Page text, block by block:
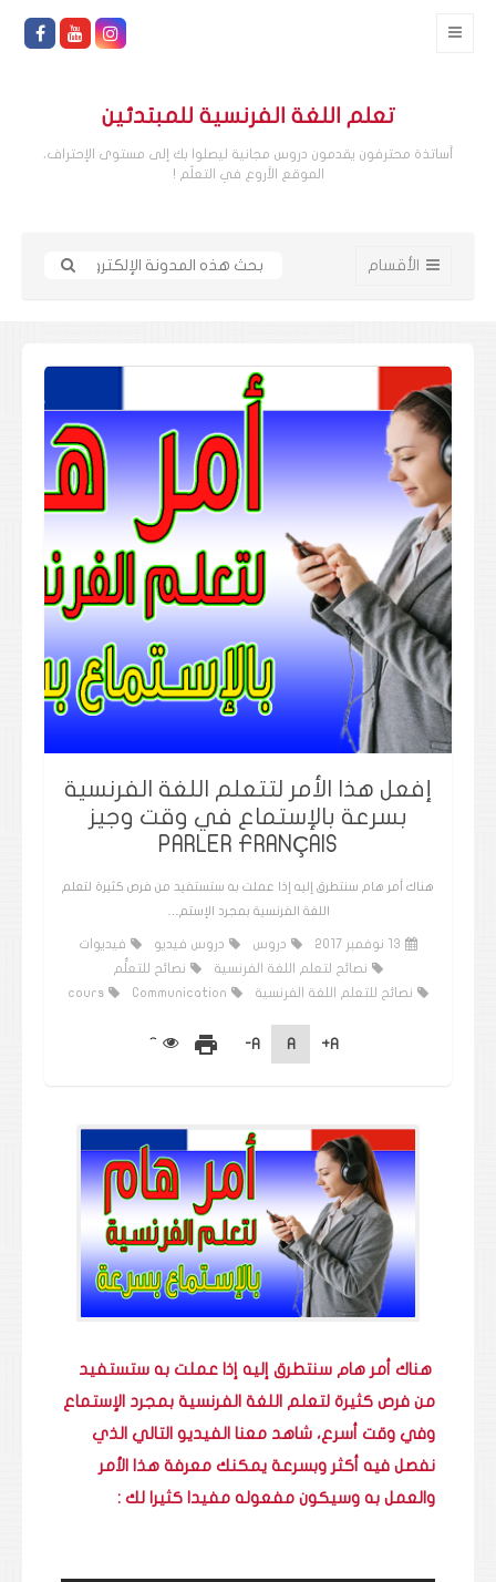
تعلم اللغة الفرنسية للمبتدئين
أساتذة محترفون يقدمون دروس مجانية ليصلوا بك إلى مستوى الإحتراف،
الموقع الأروع في التعلّم !
الأقسام
إفعل هذا الأمر لتتعلم اللغة الفرنسية
بسرعة بالإستماع في وقت وجيز
PARLER FRANÇAIS
هناك أمر هام سنتطرق إليه إذا عملت به ستستفيد من فرص كثيرة لتعلم
اللغة الفرنسية بمجرد الإستم…
13 نوفمبر 2017 دروس دروس فيديو
فيديوات
نصائح لتعلم اللغة الفرنسية
نصائح للتعلُّم
نصائح للتعلم اللغة الفرنسية
Communication
cours
A+
A
A-
print
هناك أمر هام سنتطرق إليه إذا عملت به ستستفيد
من فرص كثيرة لتعلم اللغة الفرنسية بمجرد الإستماع
وفي وقت أسرع، شاهد معنا الفيديو التالي الذي
نفصل فيه أكثر وبسرعة يمكنك معرفة هذا الأمر
والعمل به وسيكون مفعوله مفيدا كثيرا لك :